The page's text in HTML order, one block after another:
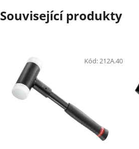
Související produkty
Kód: 212A.40